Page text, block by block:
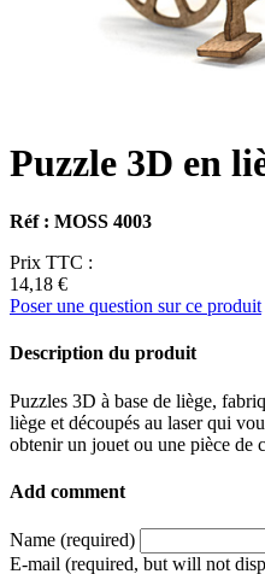
Puzzle 3D en
Réf : MOSS 4003
Prix TTC :
14,18 €
Poser une question sur ce produit
Description du produit
Puzzles 3D à base de liège,
liège et découpés au laser qui
obtenir un jouet ou une pièce de
Add comment
Name (required)
E-mail (required, but will not